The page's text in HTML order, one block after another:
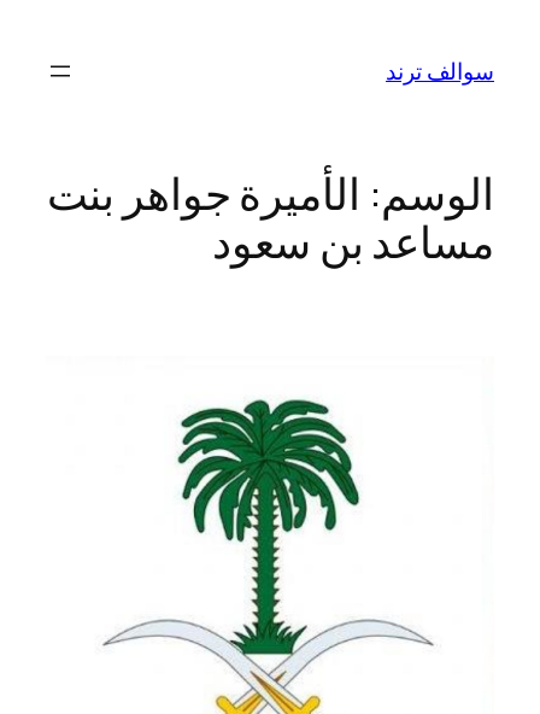
المحتوى
سوالف ترند
الوسم: الأميرة جواهر بنت
مساعد بن سعود